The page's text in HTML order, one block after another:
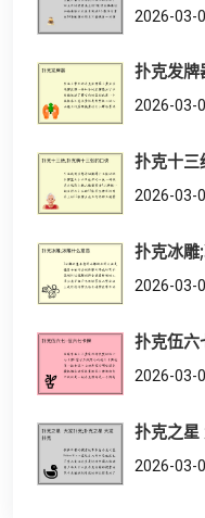
2026-03-
扑克发牌
2026-03-
扑克十三
2026-03-
扑克冰雕
2026-03-
扑克伍
2026-03-
扑克之星
2026-03-